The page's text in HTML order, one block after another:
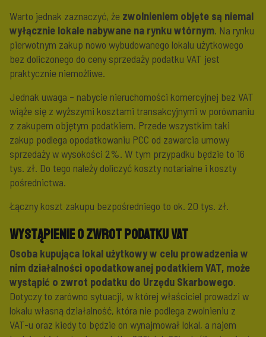
Warto jednak zaznaczyć, że zwolnieniem objęte są niemal
wyłącznie lokale nabywane na rynku wtórnym. Na rynku
pierwotnym zakup nowo wybudowanego lokalu użytkowego
bez doliczonego do ceny sprzedaży podatku VAT jest
praktycznie niemożliwe.
Jednak uwaga – nabycie nieruchomości komercyjnej bez VAT
wiąże się z wyższymi kosztami transakcyjnymi w porównaniu
z zakupem objętym podatkiem. Przede wszystkim taki
zakup podlega opodatkowaniu PCC od zawarcia umowy
sprzedaży w wysokości 2%. W tym przypadku będzie to 16
tys. zł. Do tego należy doliczyć koszty notarialne i koszty
pośrednictwa.
Łączny koszt zakupu bezpośredniego to ok. 20 tys. zł.
Wystąpienie o zwrot podatku VAT
Osoba kupująca lokal użytkowy w celu prowadzenia w
nim działalności opodatkowanej podatkiem VAT, może
wystąpić o zwrot podatku do Urzędu Skarbowego.
Dotyczy to zarówno sytuacji, w której właściciel prowadzi w
lokalu własną działalność, która nie podlega zwolnieniu z
VAT-u oraz kiedy to będzie on wynajmował lokal, a najem